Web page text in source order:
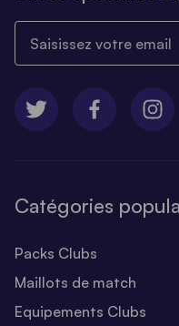
Catégories
Packs Clubs
Maillots de match
Equipements Clubs